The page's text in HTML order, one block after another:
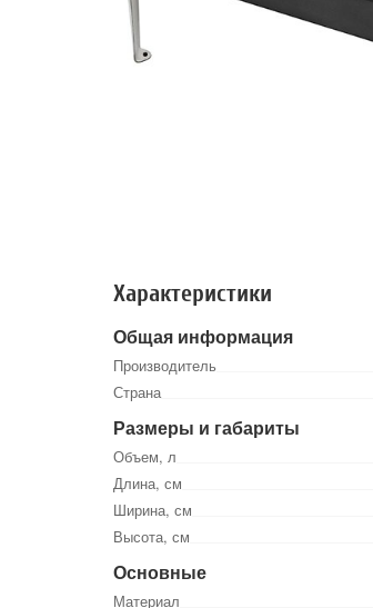
Характеристики
Общая информация
Производитель
Страна
Размеры и габариты
Объем, л
Длина, см
Ширина, см
Высота, см
Основные
Материал